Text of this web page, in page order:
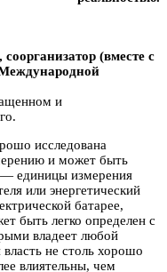
(вместе с
и
исследована
и может быть
— единицы измерения
или энергетический
батарее,
быть легко определен с
владеет любой
не столь хорошо
влиятельны, чем